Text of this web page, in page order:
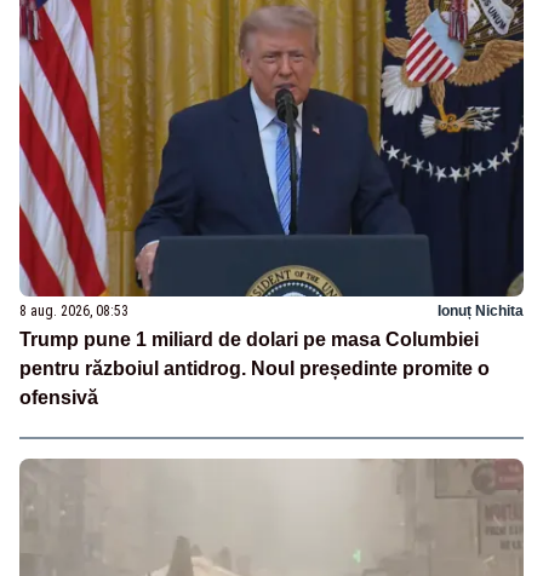
8 aug. 2026, 08:53 Ionuț Nichita
Trump pune 1 miliard de dolari pe masa Columbiei
pentru războiul antidrog. Noul președinte promite o
ofensivă